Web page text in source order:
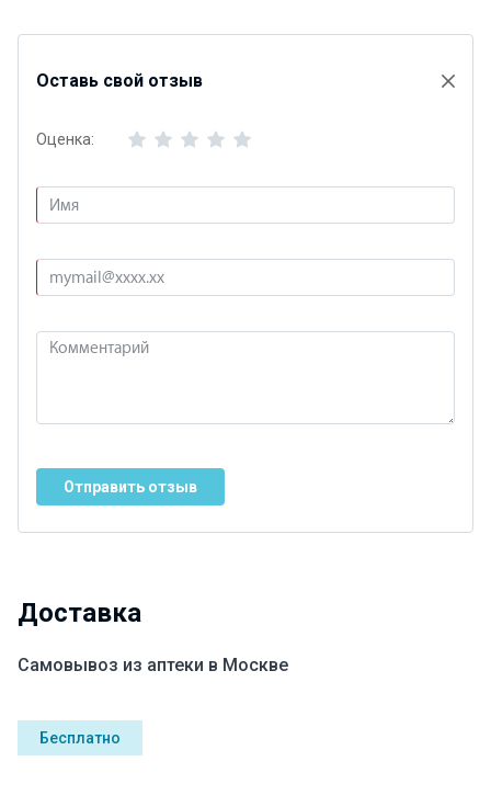
Оставь свой отзыв
Оценка:
Отправить отзыв
Доставка
Самовывоз из аптеки в Москве
Бесплатно